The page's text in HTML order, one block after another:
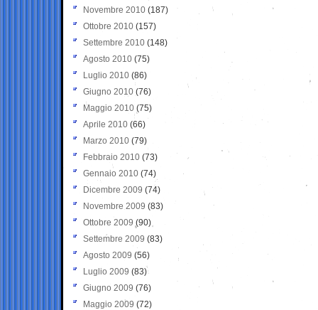
Novembre 2010 (187)
Ottobre 2010 (157)
Settembre 2010 (148)
Agosto 2010 (75)
Luglio 2010 (86)
Giugno 2010 (76)
Maggio 2010 (75)
Aprile 2010 (66)
Marzo 2010 (79)
Febbraio 2010 (73)
Gennaio 2010 (74)
Dicembre 2009 (74)
Novembre 2009 (83)
Ottobre 2009 (90)
Settembre 2009 (83)
Agosto 2009 (56)
Luglio 2009 (83)
Giugno 2009 (76)
Maggio 2009 (72)